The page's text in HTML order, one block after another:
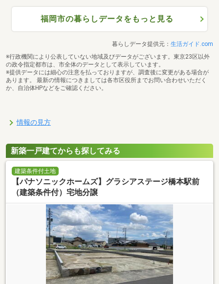
福岡市の暮らしデータをもっと見る
暮らしデータ提供元： 生活ガイド.com
※行政機関により公表していない地域及びデータがございます。東京23区以外
の政令指定都市は、市全体のデータとして表示しています。
※提供データには細心の注意を払っておりますが、調査後に変更がある場合が
あります。 最新の情報につきましては各市区役所までお問い合わせいただく
か、自治体HPなどをご確認ください。
情報の見方
新築一戸建てからも探してみる
建築条件付土地
【パナソニックホームズ】グラシアステージ橋本駅前
（建築条件付）宅地分譲